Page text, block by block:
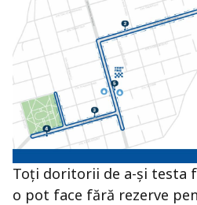
Toți doritorii de a-și testa
o pot face fără rezerve